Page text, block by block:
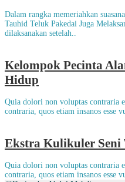
Dalam rangka memeriahkan
Tauhid Teluk Pakedai Juga
dilaksanakan setelah..
Kelompok Pecinta
Hidup
Quia dolori non voluptas contraria
contraria, quos etiam insanos esse
Ekstra Kulikuler Seni
Quia dolori non voluptas contraria
contraria, quos etiam insanos esse